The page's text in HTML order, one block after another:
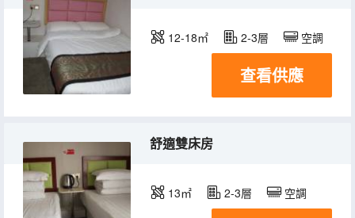
12-18㎡ 2-3層 空調
查看供應
舒適雙床房
13㎡ 2-3層 空調